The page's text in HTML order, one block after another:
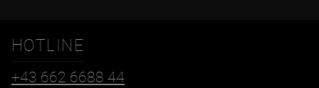
HOTLINE
+43 662 6688 44